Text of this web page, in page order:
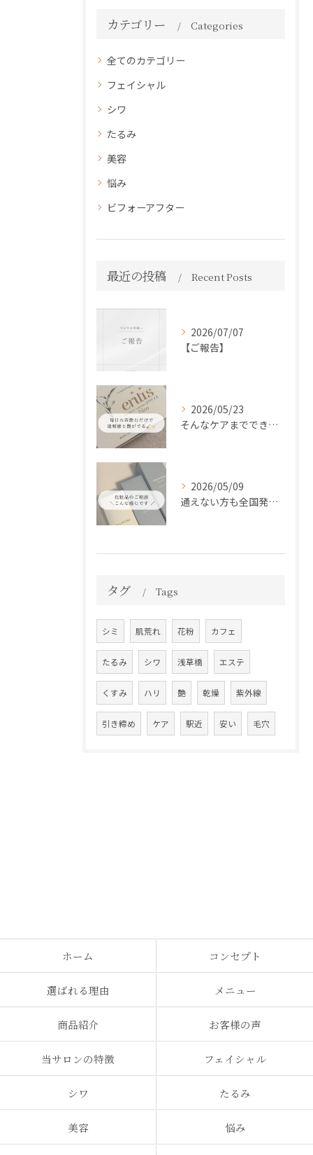
カテゴリー Categories
全てのカテゴリー
フェイシャル
シワ
たるみ
美容
悩み
ビフォーアフター
最近の投稿 Recent Posts
2026/07/07
【ご報告】
2026/05/23
そんなケアまでできるの！？
2026/05/09
通えない方も全国発送中📦✨
タグ Tags
シミ 肌荒れ 花粉 カフェ
たるみ シワ 浅草橋 エステ
くすみ ハリ 艶 乾燥 紫外線
引き締め ケア 駅近 安い 毛穴
ホーム コンセプト
選ばれる理由 メニュー
商品紹介 お客様の声
当サロンの特徴 フェイシャル
シワ たるみ
美容 悩み